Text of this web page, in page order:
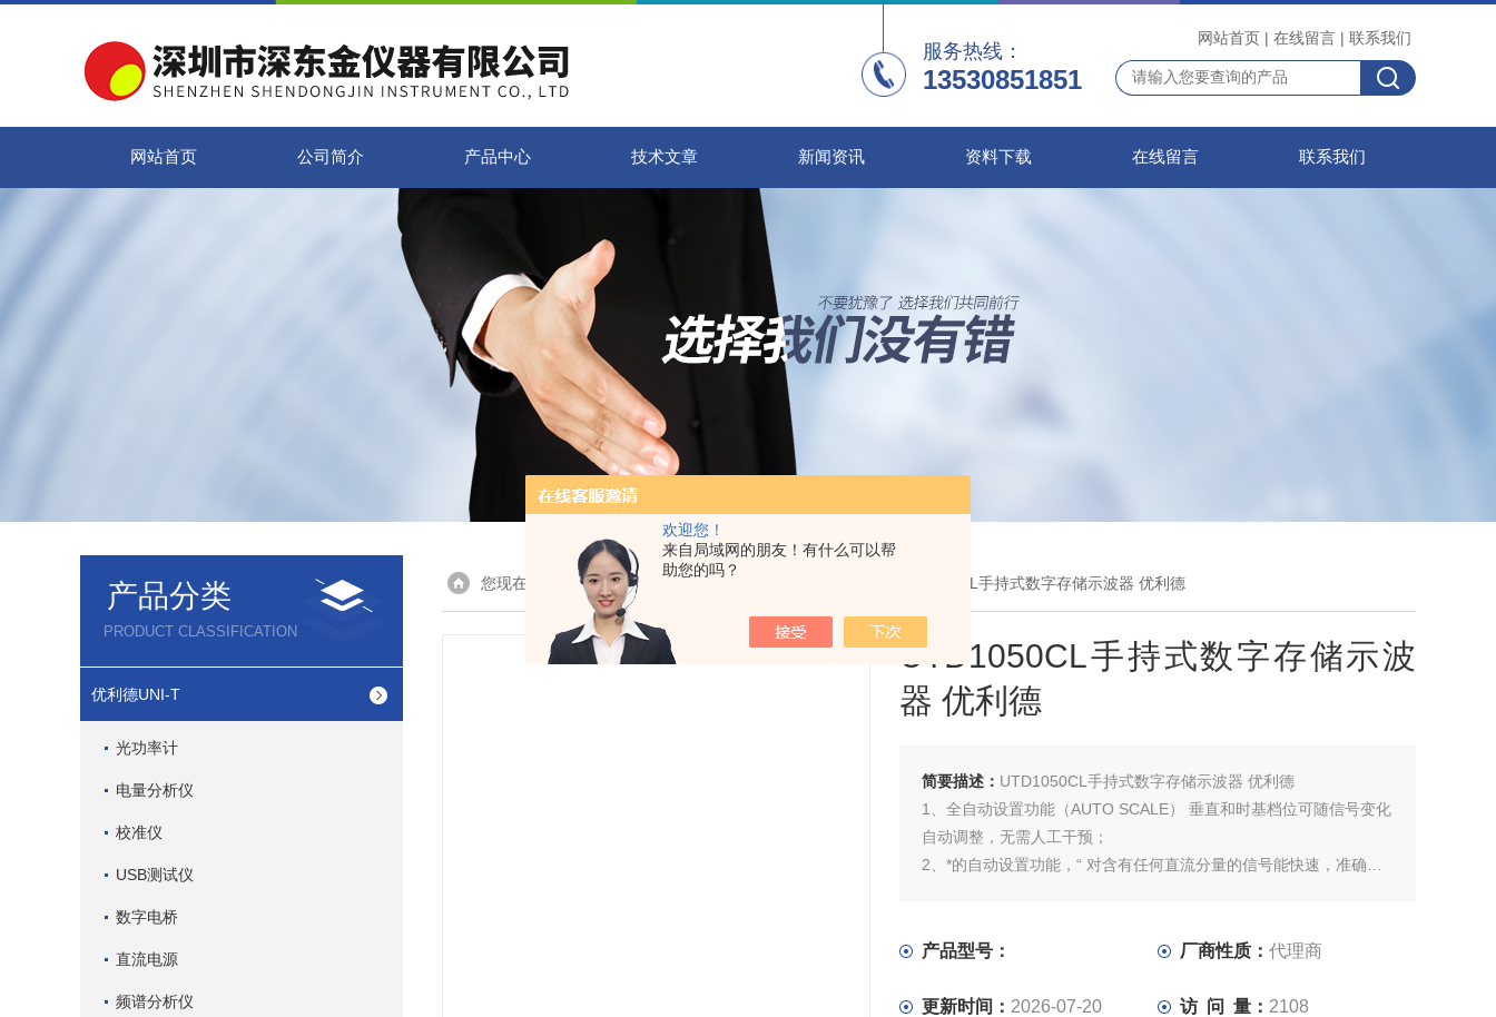
欢迎您！
来自局域网的朋友！有什么可以帮
助您的吗？
网站首页 | 在线留言 | 联系我们
服务热线：
13530851851
网站首页 公司简介 产品中心 技术文章 新闻资讯 资料下载 在线留言 联系我们
产品分类
PRODUCT CLASSIFICATION
优利德UNI-T
光功率计
电量分析仪
校准仪
USB测试仪
数字电桥
直流电源
频谱分析仪
您现在的位置：首页> 产品展示 > 优利德UNI-T > UTD1050CL手持式数字存储示波器 优利德
UTD1050CL手持式数字存储示波
器 优利德
简要描述： UTD1050CL手持式数字存储示波器 优利德
1、全自动设置功能（AUTO SCALE） 垂直和时基档位可随信号变化
自动调整，无需人工干预；
2、*的自动设置功能，“ 对含有任何直流分量的信号能快速，准确的
4、 USB隔离通讯提供了更安全的USB通讯；
产品型号： 厂商性质：代理商
更新时间： 2026-07-20 访 问 量： 2108